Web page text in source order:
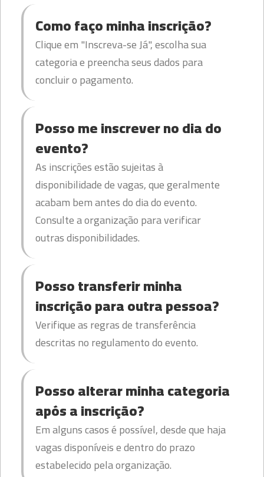
Como faço minha inscrição?
Clique em "Inscreva-se Já", escolha sua
categoria e preencha seus dados para
concluir o pagamento.
Posso me inscrever no dia do
evento?
As inscrições estão sujeitas à
disponibilidade de vagas, que geralmente
acabam bem antes do dia do evento.
Consulte a organização para verificar
outras disponibilidades.
Posso transferir minha
inscrição para outra pessoa?
Verifique as regras de transferência
descritas no regulamento do evento.
Posso alterar minha categoria
após a inscrição?
Em alguns casos é possível, desde que haja
vagas disponíveis e dentro do prazo
estabelecido pela organização.